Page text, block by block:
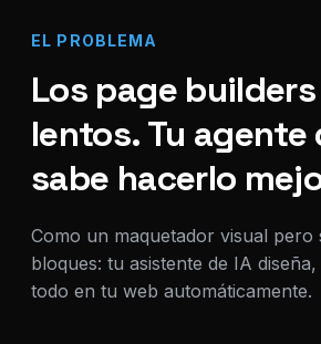
EL PROBLEMA
Los page
lentos. Tu agente
sabe hacerlo
Como un maquetador visual
bloques: tu asistente de IA
todo en tu web automáticamente.